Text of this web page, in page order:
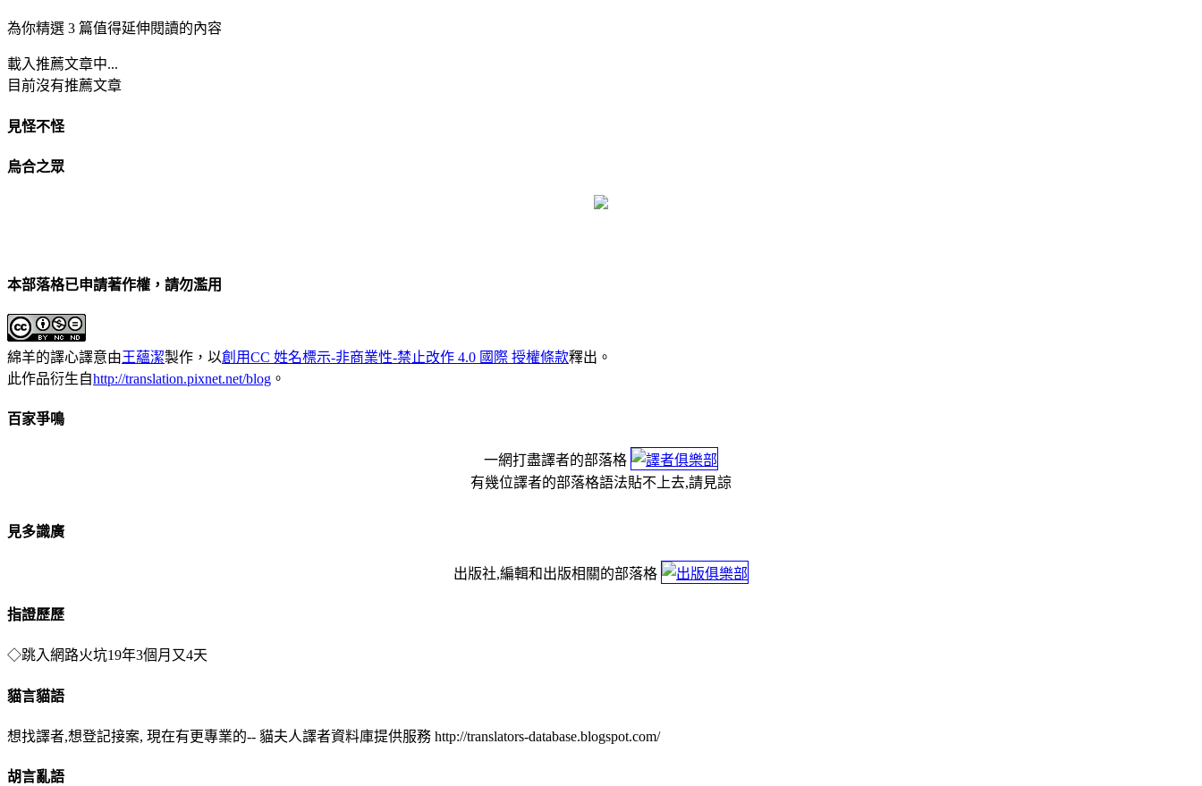
為你精選 3 篇值得延伸閱讀的內容
載入推薦文章中...
目前沒有推薦文章
見怪不怪
烏合之眾
本部落格已申請著作權，請勿濫用
綿羊的譯心譯意由王蘊潔製作，以創用CC 姓名標示-非商業性-禁止改作 4.0 國際 授權條款釋出。
此作品衍生自http://translation.pixnet.net/blog 。
百家爭鳴
一網打盡譯者的部落格
有幾位譯者的部落格語法貼不上去,請見諒
見多識廣
出版社,編輯和出版相關的部落格
指證歷歷
◇跳入網路火坑19年3個月又4天
貓言貓語
想找譯者,想登記接案, 現在有更專業的-- 貓夫人譯者資料庫提供服務 http://translators-database.blogspot.com/
胡言亂語